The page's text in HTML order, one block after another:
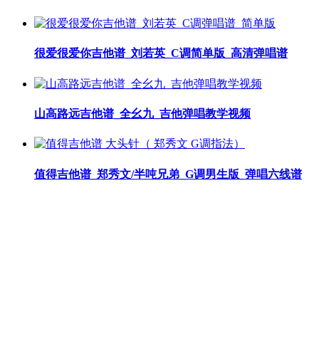
很爱很爱你吉他谱_刘若英_C调简单版_高清弹唱谱
山高路远吉他谱_全幺九_吉他弹唱教学视频
值得吉他谱_郑秀文/半吨兄弟_G调男生版_弹唱六线谱